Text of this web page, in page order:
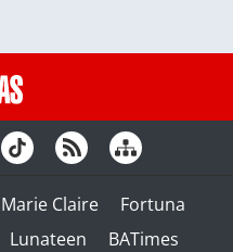
Marie Claire
Fortuna
Lunateen BATimes